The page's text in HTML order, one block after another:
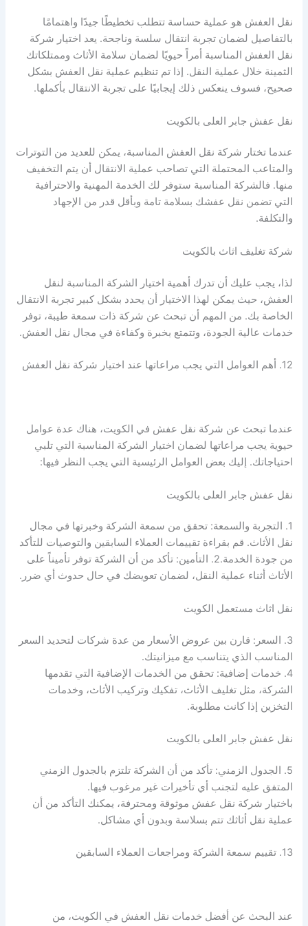
نقل العفش هو عملية حساسة تتطلب تخطيطًا جيدًا واهتمامًا
بالتفاصيل لضمان تجربة انتقال سلسة وناجحة. يعد اختيار شركة
نقل العفش المناسبة أمراً حيويًا لضمان سلامة الأثاث وممتلكاتك
الثمينة خلال عملية النقل. إذا تم تنظيم عملية نقل العفش بشكل
صحيح، فسوف ينعكس ذلك إيجابيًا على تجربة الانتقال بأكملها.
نقل عفش جابر العلى بالكويت
عندما تختار شركة نقل العفش المناسبة، يمكن للعديد من التوترات
والمتاعب المحتملة التي تصاحب عملية الانتقال أن يتم التخفيف
منها. فالشركة المناسبة ستوفر لك الخدمة المهنية والاحترافية
التي تضمن نقل عفشك بسلامة تامة وبأقل قدر من الإجهاد
والتكلفة.
شركة تغليف اثاث بالكويت
لذا، يجب عليك أن تدرك أهمية اختيار الشركة المناسبة لنقل
العفش، حيث يمكن لهذا الاختيار أن يحدد بشكل كبير تجربة الانتقال
الخاصة بك. من المهم أن تبحث عن شركة ذات سمعة طيبة، توفر
خدمات عالية الجودة، وتتمتع بخبرة وكفاءة في مجال نقل العفش.
12. أهم العوامل التي يجب مراعاتها عند اختيار شركة نقل العفش
عندما تبحث عن شركة نقل عفش في الكويت، هناك عدة عوامل
حيوية يجب مراعاتها لضمان اختيار الشركة المناسبة التي تلبي
احتياجاتك. إليك بعض العوامل الرئيسية التي يجب النظر فيها:
نقل عفش جابر العلى بالكويت
1. التجربة والسمعة: تحقق من سمعة الشركة وخبرتها في مجال
نقل الأثاث. قم بقراءة تقييمات العملاء السابقين والتوصيات للتأكد
من جودة الخدمة.2. التأمين: تأكد من أن الشركة توفر تأميناً على
الأثاث أثناء عملية النقل، لضمان تعويضك في حال حدوث أي ضرر.
نقل اثاث مستعمل الكويت
3. السعر: قارن بين عروض الأسعار من عدة شركات لتحديد السعر
المناسب الذي يتناسب مع ميزانيتك.
4. خدمات إضافية: تحقق من الخدمات الإضافية التي تقدمها
الشركة، مثل تغليف الأثاث، تفكيك وتركيب الأثاث، وخدمات
التخزين إذا كانت مطلوبة.
نقل عفش جابر العلى بالكويت
5. الجدول الزمني: تأكد من أن الشركة تلتزم بالجدول الزمني
المتفق عليه لتجنب أي تأخيرات غير مرغوب فيها.
باختيار شركة نقل عفش موثوقة ومحترفة، يمكنك التأكد من أن
عملية نقل أثاثك تتم بسلاسة وبدون أي مشاكل.
13. تقييم سمعة الشركة ومراجعات العملاء السابقين
عند البحث عن أفضل خدمات نقل العفش في الكويت، من